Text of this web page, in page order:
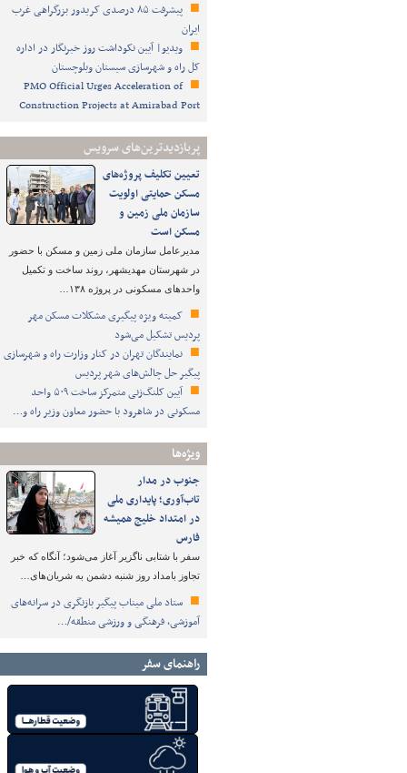
پیشرفت ۸۵ درصدی کریدور بزرگراهی غرب
ایران
ویدیو| آیین نکوداشت روز خبرنگار در اداره
کل راه و شهرسازی سیستان وبلوچستان
PMO Official Urges Acceleration of
Construction Projects at Amirabad Port
پربازدیدترین‌های سرویس
تعیین تکلیف پروژه‌های
مسکن حمایتی اولویت
سازمان ملی زمین و
مسکن است
مدیرعامل سازمان ملی زمین و مسکن با حضور
در شهرستان مهدیشهر، روند ساخت و تکمیل
واحدهای مسکونی در پروژه ۱۳۸…
کمیته ویژه پیگیری مشکلات مسکن مهر
پردیس تشکیل می‌شود
نمایندگان تهران در کنار وزارت راه و شهرسازی
پیگیر حل چالش‌های شهر پردیس
آیین کلنگ‌زنی متمرکز ساخت ۵۰۹ واحد
مسکونی در شاهرود با حضور معاون وزیر راه و…
ویژه‌ها
جنوب در مدار
تاب‌آوری؛ پایداری ملی
در امتداد خلیج همیشه
فارس
سفر با شتابی ناگزیر آغاز می‌شود؛ آنگاه که خبر
تجاوز بامداد روز شنبه دشمن به شریان‌های…
ستاد ملی میناب پیگیر بازنگری در سرانه‌های
آموزشی، فرهنگی و ورزشی منطقه/…
راهنمای سفر